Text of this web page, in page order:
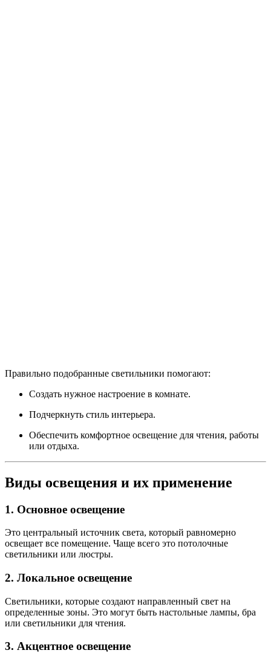
Правильно подобранные светильники помогают:
Создать нужное настроение в комнате.
Подчеркнуть стиль интерьера.
Обеспечить комфортное освещение для чтения, работы
или отдыха.
Виды освещения и их применение
1. Основное освещение
Это центральный источник света, который равномерно
освещает все помещение. Чаще всего это потолочные
светильники или люстры.
2. Локальное освещение
Светильники, которые создают направленный свет на
определенные зоны. Это могут быть настольные лампы, бра
или светильники для чтения.
3. Акцентное освещение